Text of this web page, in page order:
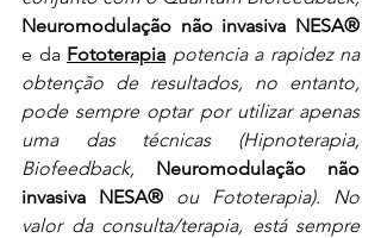
Neuromodulação não invasiva
e da Fototerapia potencia a rapidez na
obtenção de resultados, no entanto,
pode sempre optar por utilizar apenas
uma das técnicas (Hipnoterapia,
Biofeedback, Neuromodulação não
invasiva NESA® ou Fototerapia). No
valor da consulta/terapia, está sempre